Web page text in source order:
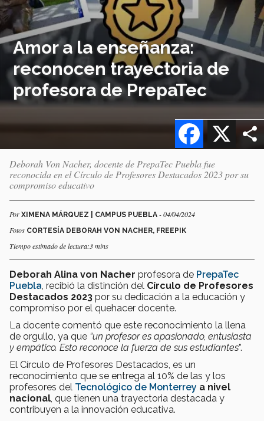
Amor a la enseñanza:
reconocen trayectoria de
profesora de PrepaTec
X
Facebook
Deborah Von Nacher, docente de PrepaTec Puebla fue
reconocida en el Círculo de Profesores Destacados 2023 por su
compromiso educativo
Por XIMENA MÁRQUEZ | CAMPUS PUEBLA - 04/04/2024
Fotos CORTESÍA DEBORAH VON NACHER, FREEPIK
Tiempo estimado de lectura:3 mins
Deborah Alina von Nacher profesora de PrepaTec
Puebla , recibió la distinción del Círculo de Profesores
Destacados 2023 por su dedicación a la educación y
compromiso por el quehacer docente.
La docente comentó que este reconocimiento la llena
de orgullo, ya que “un profesor es apasionado, entusiasta
y empático. Esto reconoce la fuerza de sus estudiantes”.
El Círculo de Profesores Destacados, es un
reconocimiento que se entrega al 10% de las y los
profesores del Tecnológico de Monterrey a nivel
nacional , que tienen una trayectoria destacada y
contribuyen a la innovación educativa.